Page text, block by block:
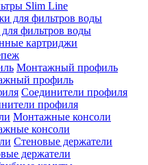
Slim Line
фильтров воды
картриджи
Монтажный профиль
профиль
Соединители профиля
профиля
Монтажные консоли
консоли
Стеновые держатели
держатели